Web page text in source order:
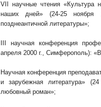
VII
научные чтения «Культура
наших дней» (24-25 ноября
позднеантичной литературы»;
научная конференция
апреля 2000 г., Симферополь):
Научная конференция
и зарубежная литература»
любовный роман»;